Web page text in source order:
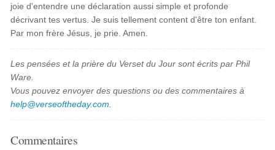
joie d'entendre une déclaration aussi simple et profonde
décrivant tes vertus. Je suis tellement content d'être ton enfant.
Par mon frère Jésus, je prie. Amen.
Les pensées et la prière du Verset du Jour sont écrits par Phil
Ware.
Vous pouvez envoyer des questions ou des commentaires à
help@verseoftheday.com
Commentaires